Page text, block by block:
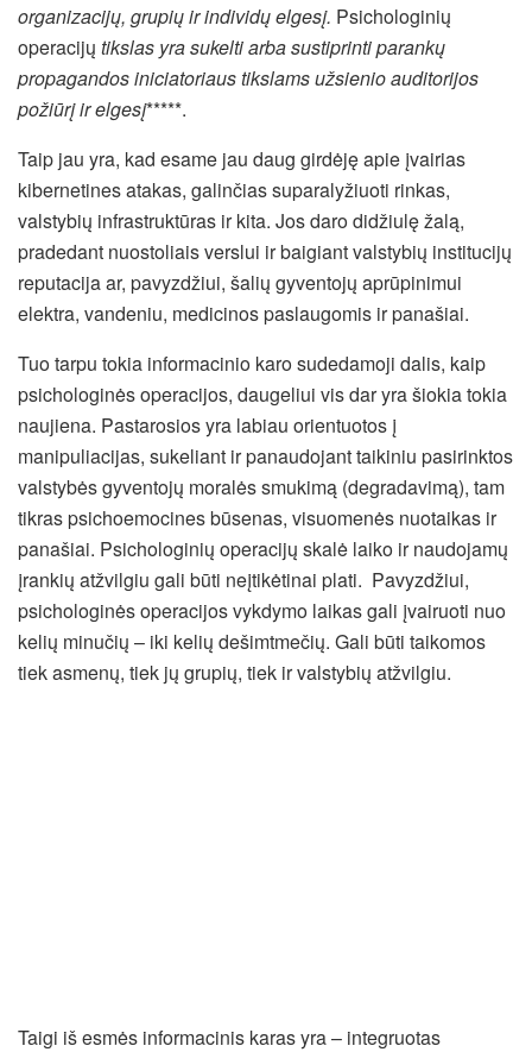
organizacijų, grupių ir individų elgesį. Psichologinių
operacijų tikslas yra sukelti arba sustiprinti parankų
propagandos iniciatoriaus tikslams užsienio auditorijos
požiūrį ir elgesį*****.
Taip jau yra, kad esame jau daug girdėję apie įvairias
kibernetines atakas, galinčias suparalyžiuoti rinkas,
valstybių infrastruktūras ir kita. Jos daro didžiulę žalą,
pradedant nuostoliais verslui ir baigiant valstybių institucijų
reputacija ar, pavyzdžiui, šalių gyventojų aprūpinimui
elektra, vandeniu, medicinos paslaugomis ir panašiai.
Tuo tarpu tokia informacinio karo sudedamoji dalis, kaip
psichologinės operacijos, daugeliui vis dar yra šiokia tokia
naujiena. Pastarosios yra labiau orientuotos į
manipuliacijas, sukeliant ir panaudojant taikiniu pasirinktos
valstybės gyventojų moralės smukimą (degradavimą), tam
tikras psichoemocines būsenas, visuomenės nuotaikas ir
panašiai. Psichologinių operacijų skalė laiko ir naudojamų
įrankių atžvilgiu gali būti neįtikėtinai plati. Pavyzdžiui,
psichologinės operacijos vykdymo laikas gali įvairuoti nuo
kelių minučių – iki kelių dešimtmečių. Gali būti taikomos
tiek asmenų, tiek jų grupių, tiek ir valstybių atžvilgiu.
Taigi iš esmės informacinis karas yra – integruotas